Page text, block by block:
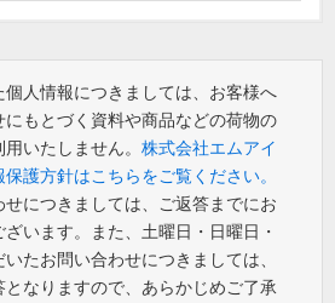
個人情報につきましては、お客様へ
もとづく資料や商品などの荷物の
いたしません。 株式会社エムアイ
護方針はこちらをご覧ください。
せにつきましては、ご返答までにお
います。また、土曜日・日曜日・
たお問い合わせにつきましては、
なりますので、あらかじめご了承